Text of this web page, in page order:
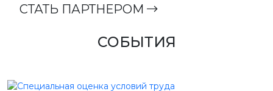
СТАТЬ ПАРТНЕРОМ
СОБЫТИЯ